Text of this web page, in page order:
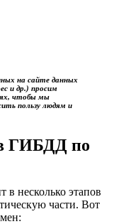
на сайте данных
и др.) просим
чтобы мы
пользу людям и
ГИБДД по
несколько этапов
части. Вот